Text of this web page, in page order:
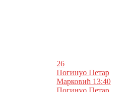
26
Погинуо Петар
Марковић 13:40
Погинуо Петар